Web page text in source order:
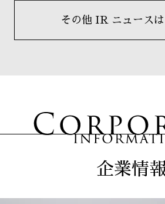
その他 IR ニュースは
企業情